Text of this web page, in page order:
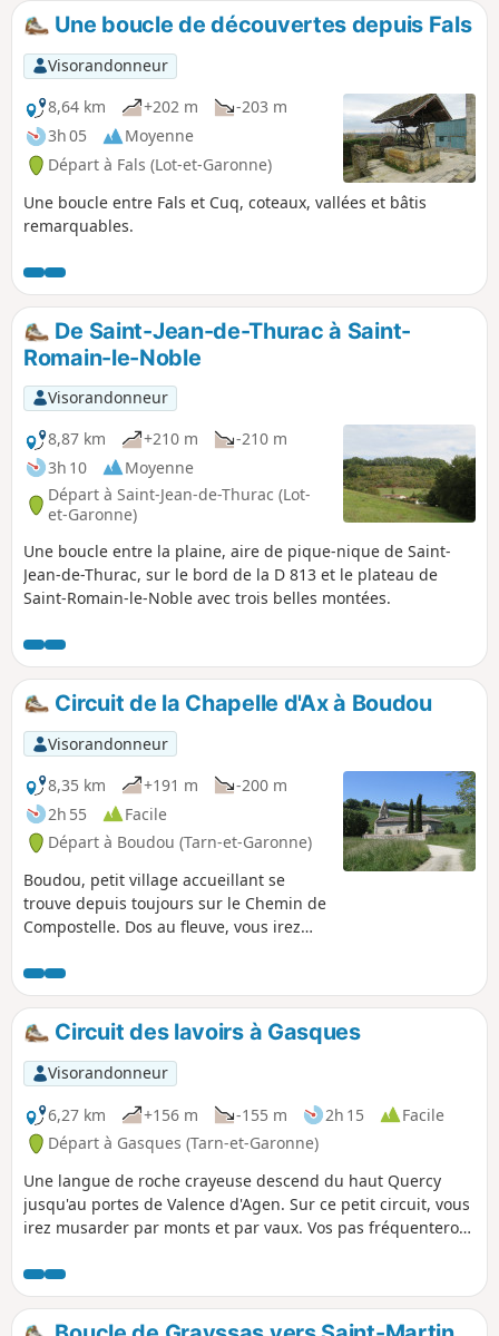
Une boucle de découvertes depuis Fals
Visorandonneur
8,64 km
+202 m
-203 m
3h 05
Moyenne
Départ à Fals (Lot-et-Garonne)
Une boucle entre Fals et Cuq, coteaux, vallées et bâtis
remarquables.
De Saint-Jean-de-Thurac à Saint-
Romain-le-Noble
Visorandonneur
8,87 km
+210 m
-210 m
3h 10
Moyenne
Départ à Saint-Jean-de-Thurac (Lot-
et-Garonne)
Une boucle entre la plaine, aire de pique-nique de Saint-
Jean-de-Thurac, sur le bord de la D 813 et le plateau de
Saint-Romain-le-Noble avec trois belles montées.
Circuit de la Chapelle d'Ax à Boudou
Visorandonneur
8,35 km
+191 m
-200 m
2h 55
Facile
Départ à Boudou (Tarn-et-Garonne)
Boudou, petit village accueillant se
trouve depuis toujours sur le Chemin de
Compostelle. Dos au fleuve, vous irez
naviguant autant sur les crêtes qu'au
fond des vallons. Au cœur de ce
territoire fruitier, vergers et vignes
dessinent de vastes figures
géométriques. Vous découvrirez aussi
de petits lacs d'irrigation, des
pigeonniers, et surtout la chapelle
romane Saint-Pierre d'Ax (XIIe et XVe).
(Extrait des sentiers d'Émilie dans le 82
de JP Siréjol).
Circuit des lavoirs à Gasques
Visorandonneur
6,27 km
+156 m -155 m 2h 15
Facile
Départ à Gasques (Tarn-et-Garonne)
Une langue de roche crayeuse descend du haut Quercy
jusqu'au portes de Valence d'Agen. Sur ce petit circuit, vous
irez musarder par monts et par vaux. Vos pas fréquenteront
possède encore ses bancs de pierre pour laver le linge. Les
autres, à mi-parcours, de chaque côté de la route, sont
envahis par la végétation ou les nénuphars. (Extrait des